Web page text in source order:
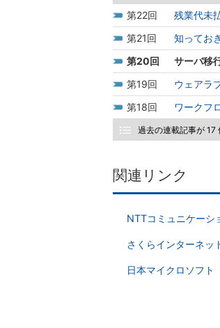
22
残業代未
21
知ってお
20
サーバ移
19
ウェアラ
18
ワークフ
過去の連載記事が 17
関連リンク
NTTコミュニケーシ
さくらインターネッ
日本マイクロソフト